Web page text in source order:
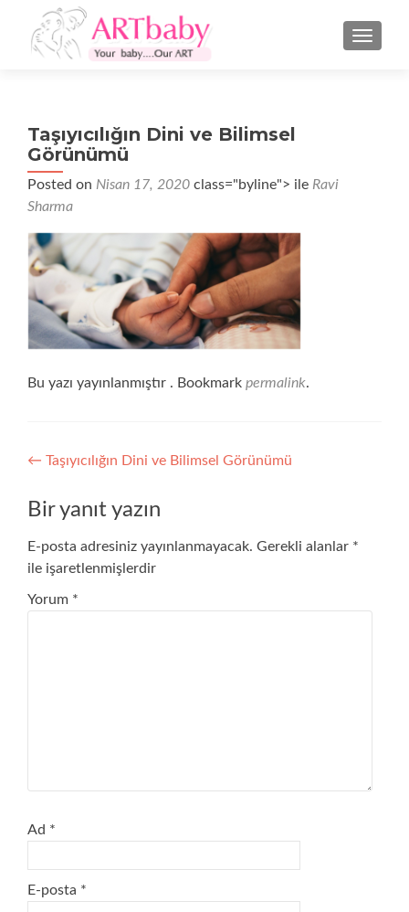
Taşıyıcılığın Dini ve Bilimsel
Görünümü
Posted on Nisan 17, 2020 class="byline"> ile Ravi
Sharma
Bu yazı yayınlanmıştır . Bookmark permalink.
Yazı
gezinmesi
← Taşıyıcılığın Dini ve Bilimsel Görünümü
Bir yanıt yazın
E-posta adresiniz yayınlanmayacak. Gerekli alanlar *
ile işaretlenmişlerdir
Yorum *
Ad *
E-posta *